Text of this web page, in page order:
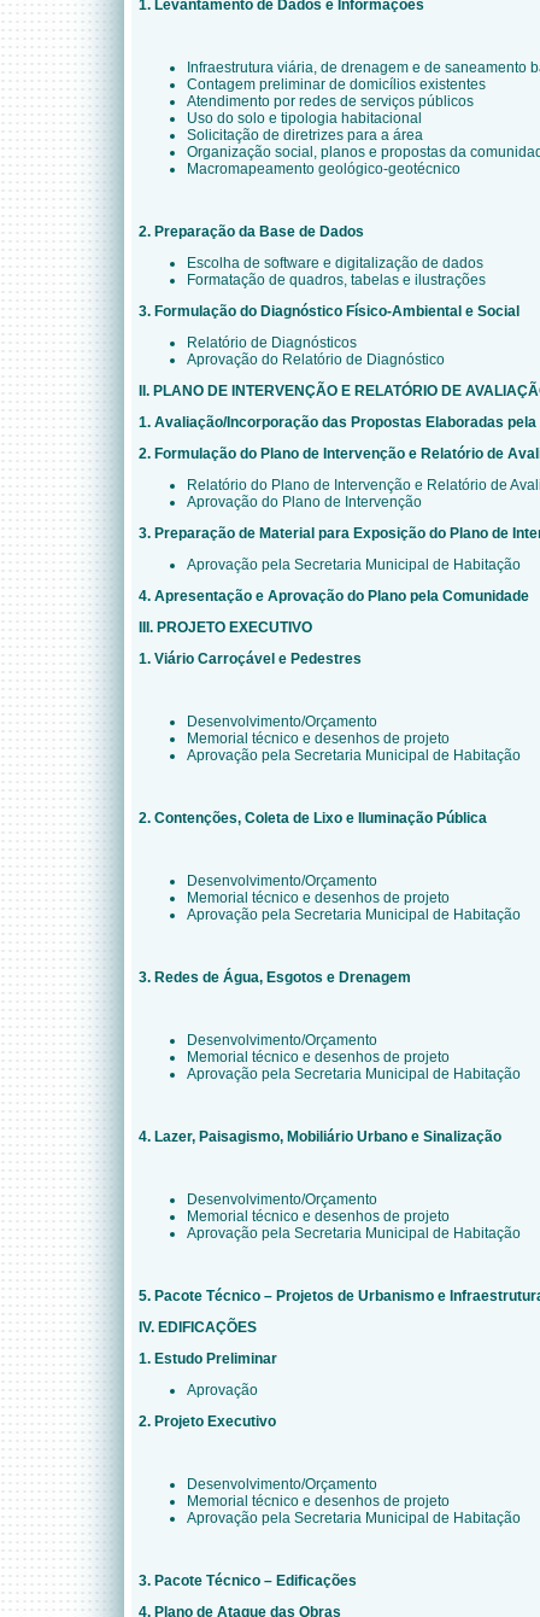
1. Levantamento de Dados e Informações
Infraestrutura viária, de drenagem e de saneamento
Contagem preliminar de domicílios existentes
Atendimento por redes de serviços públicos
Uso do solo e tipologia habitacional
Solicitação de diretrizes para a área
Organização social, planos e propostas da
Macromapeamento geológico-geotécnico
2. Preparação da Base de Dados
Escolha de software e digitalização de dados
Formatação de quadros, tabelas e ilustrações
3. Formulação do Diagnóstico Físico-Ambiental e Social
Relatório de Diagnósticos
Aprovação do Relatório de Diagnóstico
II. PLANO DE INTERVENÇÃO E RELATÓRIO DE
1. Avaliação/Incorporação das Propostas Elaboradas pela
2. Formulação do Plano de Intervenção e Relatório de
Relatório do Plano de Intervenção e Relatório de
Aprovação do Plano de Intervenção
3. Preparação de Material para Exposição do Plano de
Aprovação pela Secretaria Municipal de Habitação
4. Apresentação e Aprovação do Plano pela Comunidade
III. PROJETO EXECUTIVO
1. Viário Carroçável e Pedestres
Desenvolvimento/Orçamento
Memorial técnico e desenhos de projeto
Aprovação pela Secretaria Municipal de Habitação
2. Contenções, Coleta de Lixo e Iluminação Pública
Desenvolvimento/Orçamento
Memorial técnico e desenhos de projeto
Aprovação pela Secretaria Municipal de Habitação
3. Redes de Água, Esgotos e Drenagem
Desenvolvimento/Orçamento
Memorial técnico e desenhos de projeto
Aprovação pela Secretaria Municipal de Habitação
4. Lazer, Paisagismo, Mobiliário Urbano e Sinalização
Desenvolvimento/Orçamento
Memorial técnico e desenhos de projeto
Aprovação pela Secretaria Municipal de Habitação
5. Pacote Técnico – Projetos de Urbanismo e
IV. EDIFICAÇÕES
1. Estudo Preliminar
Aprovação
2. Projeto Executivo
Desenvolvimento/Orçamento
Memorial técnico e desenhos de projeto
Aprovação pela Secretaria Municipal de Habitação
3. Pacote Técnico – Edificações
4. Plano de Ataque das Obras